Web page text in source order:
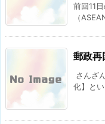
前回11
（
郵政再
さんざ
化】と